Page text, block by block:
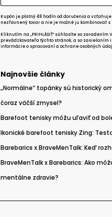
Kupón je platný 48 hodín od doručenia a
nezľavnený tovar a nie je možné ju kombinovať
Kliknutím na „PRIHLÁSIŤ“ súhlasíte so
prevádzkovateľa týchto stránok, a so zasielaním
informácie o spracovaní a ochrane osobných
Najnovšie články
„Normálne“ topánky sú historický
čoraz väčší zmysel?
Barefoot tenisky môžu uľaviť od
Ikonické barefoot tenisky Zing:
Barebarics x BraveMenTalk: Keď
BraveMenTalk x Barebarics: Ako
mentálne zdravie?